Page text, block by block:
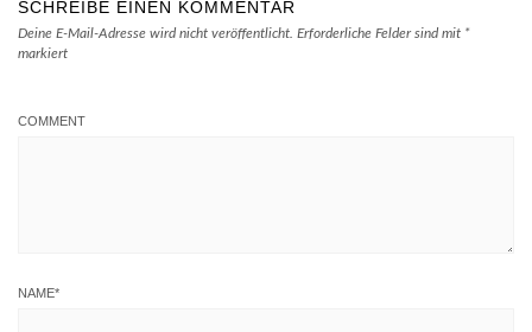
SCHREIBE EINEN KOMMENTAR
Deine E-Mail-Adresse wird nicht veröffentlicht. Erforderliche Felder sind mit *
markiert
COMMENT
NAME*